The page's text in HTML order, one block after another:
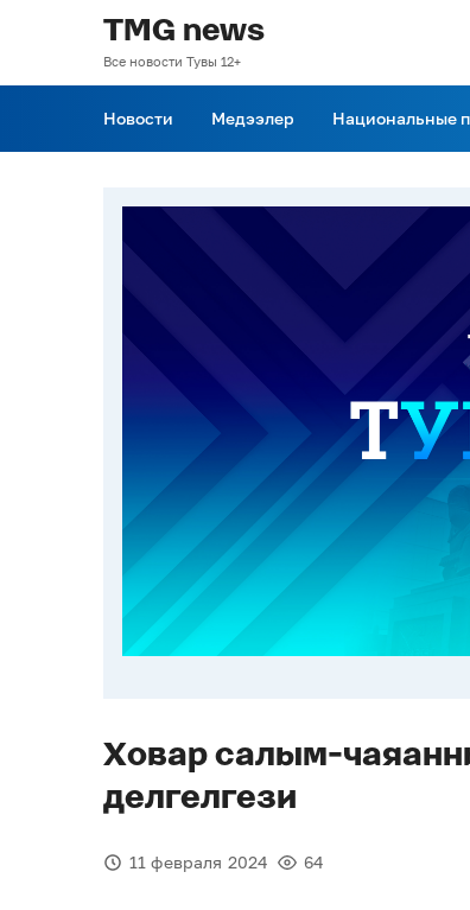
TMG news
Все новости Тувы 12+
Новости Медээлер Национальные
Ховар салым-
делгелгези
11 февраля 2024 64